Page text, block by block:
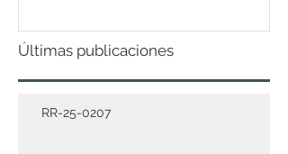
Últimas publicaciones
RR-25-0207